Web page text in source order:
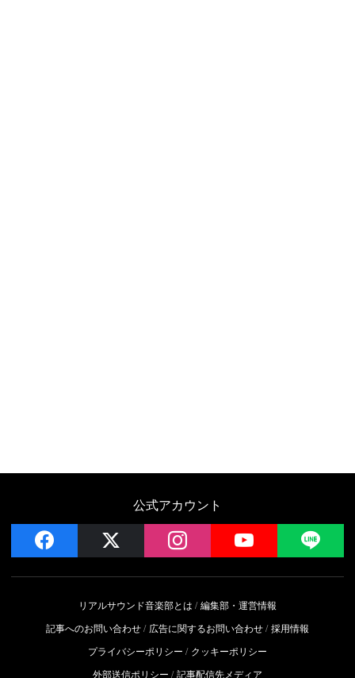
公式アカウント
facebook instagram YouTube
リアルサウンド音楽部とは
編集部・運営情報
記事へのお問い合わせ
広告に関するお問い合わせ 採用情報
プライバシーポリシー
クッキーポリシー
外部送信ポリシー
記事配信先メディア